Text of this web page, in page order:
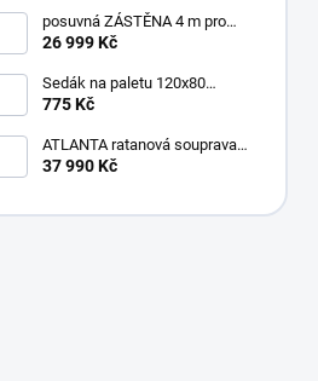
posuvná ZÁSTĚNA 4 m pro
bioklimatickou pergolu -
26 999 Kč
Sedák na paletu 120x80
tmavě šedý melír
775 Kč
ATLANTA ratanová souprava
HNĚDÁ
37 990 Kč